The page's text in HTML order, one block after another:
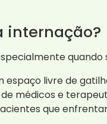
internação?
espaço livre de
médicos e
que